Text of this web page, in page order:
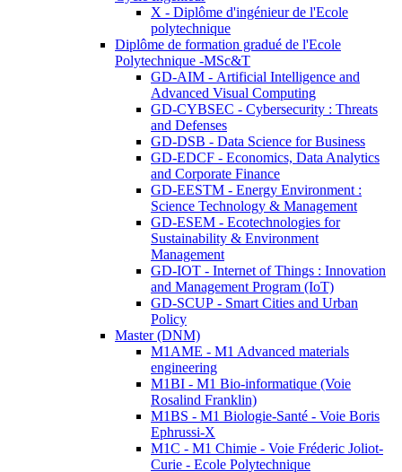
X - Diplôme d'ingénieur de l'Ecole
polytechnique
Diplôme de formation gradué de l'Ecole
Polytechnique -MSc&T
GD-AIM - Artificial Intelligence and
Advanced Visual Computing
GD-CYBSEC - Cybersecurity : Threats
and Defenses
GD-DSB - Data Science for Business
GD-EDCF - Economics, Data Analytics
and Corporate Finance
GD-EESTM - Energy Environment :
Science Technology & Management
GD-ESEM - Ecotechnologies for
Sustainability & Environment
Management
GD-IOT - Internet of Things : Innovation
and Management Program (IoT)
GD-SCUP - Smart Cities and Urban
Policy
Master (DNM)
M1AME - M1 Advanced materials
engineering
M1BI - M1 Bio-informatique (Voie
Rosalind Franklin)
M1BS - M1 Biologie-Santé - Voie Boris
Ephrussi-X
M1C - M1 Chimie - Voie Fréderic Joliot-
Curie - Ecole Polytechnique